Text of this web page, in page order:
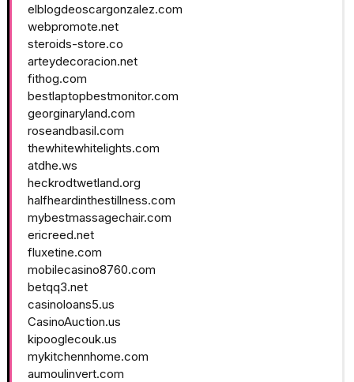
elblogdeoscargonzalez.com
webpromote.net
steroids-store.co
arteydecoracion.net
fithog.com
bestlaptopbestmonitor.com
georginaryland.com
roseandbasil.com
thewhitewhitelights.com
atdhe.ws
heckrodtwetland.org
halfheardinthestillness.com
mybestmassagechair.com
ericreed.net
fluxetine.com
mobilecasino8760.com
betqq3.net
casinoloans5.us
CasinoAuction.us
kipooglecouk.us
mykitchennhome.com
aumoulinvert.com